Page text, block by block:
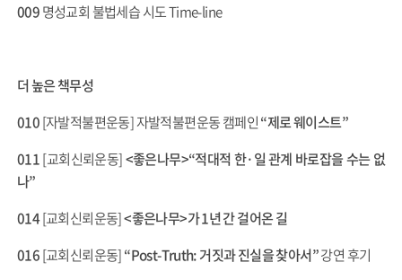
009명성교회 불법세습 시도 Time-line
더 높은 책무성
010[자발적불편운동] 자발적불편운동 캠페인“제로 웨이스트”
011[교회신뢰운동]<좋은나무>“적대적 한·일 관계 바로잡을 수는 없
나”
014[교회신뢰운동]<좋은나무>가 1년 간 걸어온 길
016[교회신뢰운동]“Post-Truth: 거짓과 진실을 찾아서”강연 후기